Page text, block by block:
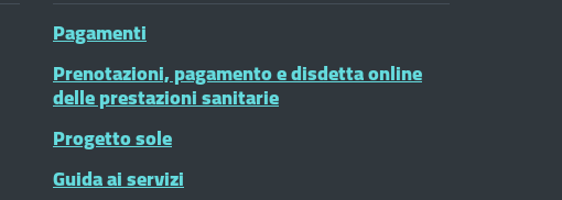
Pagamenti
Prenotazioni, pagamento e disdetta online
delle prestazioni sanitarie
Progetto sole
Guida ai servizi